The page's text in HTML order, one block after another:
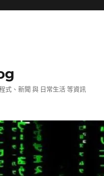
式、新聞 與 日常生活 等資訊